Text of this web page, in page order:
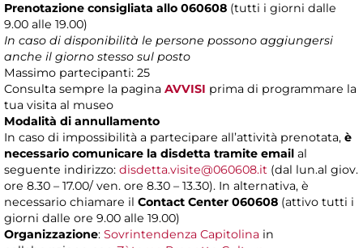
Prenotazione consigliata allo 060608 (tutti i giorni dalle
9.00 alle 19.00)
In caso di disponibilità le persone possono aggiungersi
anche il giorno stesso sul posto
Massimo partecipanti: 25
Consulta sempre la pagina AVVISI prima di programmare la
tua visita al museo
Modalità di annullamento
In caso di impossibilità a partecipare all’attività prenotata, è
necessario comunicare la disdetta tramite email al
seguente indirizzo: disdetta.visite@060608.it (dal lun.al giov.
ore 8.30 – 17.00/ ven. ore 8.30 – 13.30). In alternativa, è
necessario chiamare il Contact Center 060608 (attivo tutti i
giorni dalle ore 9.00 alle 19.00)
Organizzazione: Sovrintendenza Capitolina in